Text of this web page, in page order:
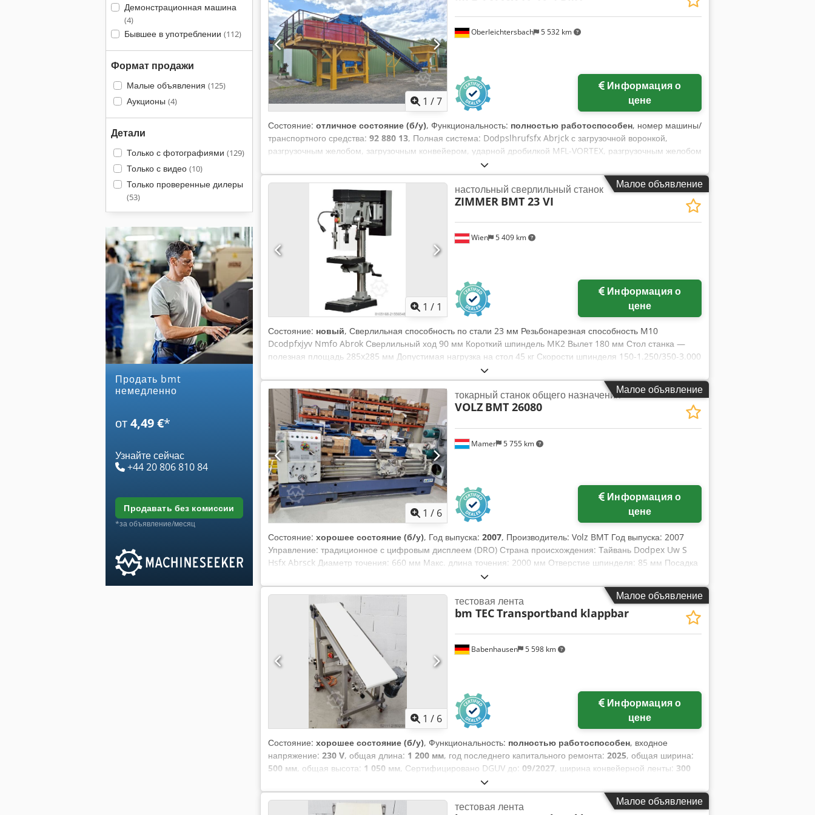
Демонстрационная машина
(4)
Бывшее в употреблении (112)
Формат продажи
Малые объявления (125)
Аукционы (4)
Детали
Только с фотографиями (129)
Только с видео (10)
Только проверенные дилеры
(53)
Продать bmt
немедленно
от4,49 €*
Узнайте сейчас
+44 20 806 810 84
продавать без комиссии
*за объявление/месяц
(ATC) полностью обслужен и протестирован ТЕХНИЧЕСКИЕ ДАННЫЕ (подтверждены на экране): - ЧПУ:
Heidenhain iTNC 530 - Наработка шпинделя: около 10 090 ч - Часы программы: около 8 900 ч - Диаметр
шпинделя: 130 мм (ISO 50) ПОЧЕМУ СЛЕДУЕТ ВЫБРАТЬ ЭТОТ СТАНОК? - Подлинное состояние: малый
наработ подтвержден системой управления - Готов к работе: геометрия проверена, ATC работает, свежий
вид - Цена: за 230 000 € лучшее соотношение цена/производительность среди станков 2012 года - ВИДЕО
по запросу Технические характеристики: - Диаметр шпинделя — 130 мм - Тип шпинделя — ISO 7:24 №50 -
Скорость вращения шпинделя — 3000 об/мин - Ход W — 800 мм - Ход Y — 2000 мм - Ход Z — 1600 мм -
Ход X — 4000 мм - Размер стола — 1800x2200 мм - Грузоподъемность стола — 12 000 кг - Габаритные
размеры — 6800x6300x4600 мм - Масса станка — 35 000 кг
1 /7
Oberleichtersbach 5 532 km
цене
Состояние: отличное состояние (б/у), Функциональность: полностью работоспособен, номер машины/
транспортного средства: 92 880 13, Полная система: Dodpslhrufsfx Abrjck с загрузочной воронкой,
разгрузочным желобом, загрузочным конвейером, ударной дробилкой MFL-VORTEX, разгрузочным желобом
Малое объявление
1 / 1
Wien 5 409 km
настольный сверлильный станок
ZIMMER BMT 23 VI
цене
Состояние: новый, Сверлильная способность по стали 23 мм Резьбонарезная способность M10
Dcodpfxjyv Nmfo Abrok Сверлильный ход 90 мм Короткий шпиндель MK2 Вылет 180 мм Стол станка —
полезная площадь 285x285 мм Допустимая нагрузка на стол 45 кг Скорости шпинделя 150-1.250/350-3.000
об/мин Общая потребляемая мощность 0,75 кВт Габариты станка 735x470x1080 мм Масса станка ок. 106
кг Стандартная комплектация: - Цифровой индикатор частоты вращения - Подвижная светодиодная лампа
для станка - Бесступенчатая регулировка оборотов шпинделя посредством частотного преобразователя -
Поворотный рабочий стол +/- 45 градусов - Сетевой кабель с вилкой — готов к немедленному
использованию - Регулируемый по зубчатой рейке сверлильный стол - Ограничитель глубины со шкалой -
Аварийная остановка - Соответствие актуальным стандартам CE
Малое объявление
1 / 6
Mamer 5 755 km
токарный станок общего назначения
VOLZ BMT 26080
цене
Состояние: хорошее состояние (б/у), Год выпуска: 2007, Производитель: Volz BMT Год выпуска: 2007
Управление: традиционное с цифровым дисплеем (DRO) Страна происхождения: Тайвань Dodpex Uw S
Hsfx Abrsck Диаметр точения: 660 мм Макс. длина точения: 2000 мм Отверстие шпинделя: 85 мм Посадка
шпинделя: D1-8 Двигатель шпинделя: 7,5 кВт Скорость вращения шпинделя: 17–1200 об/мин с люнетом с
цифровым дисплеем (DRO) с функцией нарезания резьбы
Малое объявление
1 / 6
Babenhausen 5 598 km
тестовая лента
bm TECTransportband klappbar
цене
Состояние: хорошее состояние (б/у), Функциональность: полностью работоспособен, входное
напряжение: 230 V, общая длина: 1 200 мм, год последнего капитального ремонта: 2025, общая ширина:
500 мм, общая высота: 1 050 мм, Сертифицировано DGUV до: 09/2027, ширина конвейерной ленты: 300
, bm TEC складной конвейер для теста Dcjdpoy Ik Alofx
Abrok Ширина ленты: 300 мм Скорость ленты плавно регулируется Исполнение из нержавеющей стали
Только у нас проверено по стандарту DGUV V3 Размеры (примерно): 1200 x 500 x 1050 мм (ШxГxВ)
Малое объявление
тестовая лента